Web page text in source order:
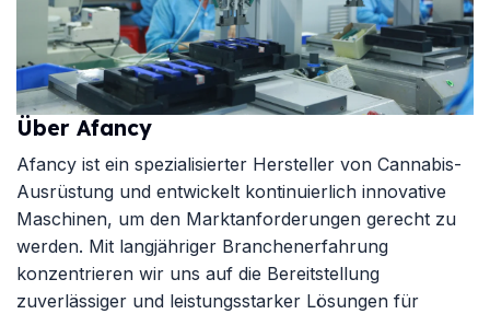
Über Afancy
Afancy ist ein spezialisierter Hersteller von Cannabis-
Ausrüstung und entwickelt kontinuierlich innovative
Maschinen, um den Marktanforderungen gerecht zu
werden. Mit langjähriger Branchenerfahrung
konzentrieren wir uns auf die Bereitstellung
zuverlässiger und leistungsstarker Lösungen für